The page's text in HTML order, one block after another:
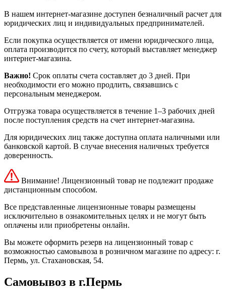
В нашем интернет-магазине доступен безналичный расчет для
юридических лиц и индивидуальных предпринимателей.
Если покупка осуществляется от имени юридического лица,
оплата производится по счету, который выставляет менеджер
интернет-магазина.
Важно! Срок оплаты счета составляет до 3 дней. При
необходимости его можно продлить, связавшись с
персональным менеджером.
Отгрузка товара осуществляется в течение 1–3 рабочих дней
после поступления средств на счет интернет-магазина.
Для юридических лиц также доступна оплата наличными или
банковской картой. В случае внесения наличных требуется
доверенность.
Внимание! Лицензионный товар не подлежит продаже
дистанционным способом.
Все представленные лицензионные товары размещены
исключительно в ознакомительных целях и не могут быть
оплачены или приобретены онлайн.
Вы можете оформить резерв на лицензионный товар с
возможностью самовывоза в розничном магазине по адресу: г.
Пермь, ул. Стахановская, 54.
Самовывоз в г.Пермь